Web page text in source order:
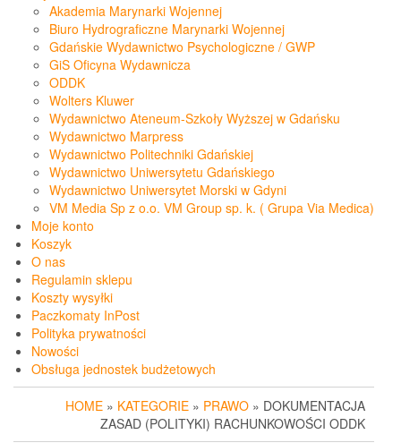
Akademia Marynarki Wojennej
Biuro Hydrograficzne Marynarki Wojennej
Gdańskie Wydawnictwo Psychologiczne / GWP
GiS Oficyna Wydawnicza
ODDK
Wolters Kluwer
Wydawnictwo Ateneum-Szkoły Wyższej w Gdańsku
Wydawnictwo Marpress
Wydawnictwo Politechniki Gdańskiej
Wydawnictwo Uniwersytetu Gdańskiego
Wydawnictwo Uniwersytet Morski w Gdyni
VM Media Sp z o.o. VM Group sp. k. ( Grupa Via Medica)
Moje konto
Koszyk
O nas
Regulamin sklepu
Koszty wysyłki
Paczkomaty InPost
Polityka prywatności
Nowości
Obsługa jednostek budżetowych
HOME » KATEGORIE » PRAWO » DOKUMENTACJA
ZASAD (POLITYKI) RACHUNKOWOŚCI ODDK